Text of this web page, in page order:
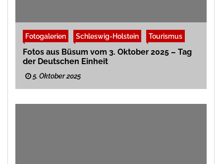
Fotogalerien Schleswig-Holstein Tourismus
Fotos aus Büsum vom 3. Oktober 2025 – Tag
der Deutschen Einheit
5. Oktober 2025